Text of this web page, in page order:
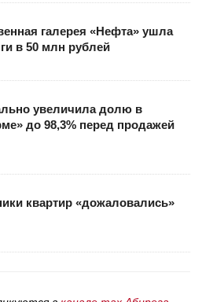
галерея «Нефта» ушла
в 50 млн рублей
увеличила долю в
до 98,3% перед продажей
квартир «дожаловались»